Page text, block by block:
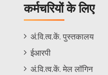
कर्मचरियों के लिए
Staff
Footer
Menu
अं.वि.त्व.कें. पुस्तकालय
ईआरपी
अं.वि.त्व.कें. मेल लॉगिन